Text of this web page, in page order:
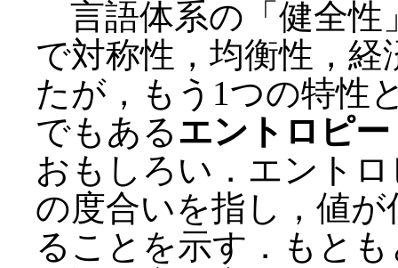
言語体系の「健全性
で対称性，均衡性，
たが，もう1つの特性
でもあるエントロピー
おもしろい．エント
の度合いを指し，値
ることを示す．もと